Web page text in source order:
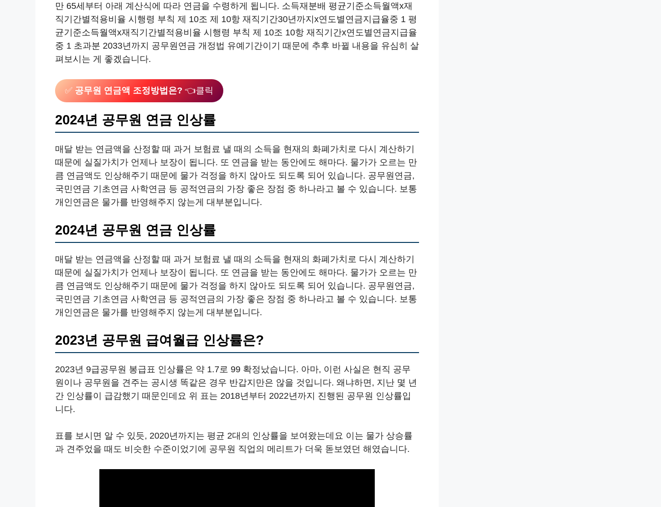
만 65세부터 아래 계산식에 따라 연금을 수령하게 됩니다. 소득재분배 평균기준소득월액x재
직기간별적용비율 시행령 부칙 제 10조 제 10항 재직기간30년까지x연도별연금지급율중 1 평
균기준소득월액x재직기간별적용비율 시행령 부칙 제 10조 10항 재직기간x연도별연금지급율
중 1 초과분 2033년까지 공무원연금 개정법 유예기간이기 때문에 추후 바뀔 내용을 유심히 살
펴보시는 게 좋겠습니다.
✅ 공무원 연금액 조정방법은? 👈클릭
2024년 공무원 연금 인상률
매달 받는 연금액을 산정할 때 과거 보험료 낼 때의 소득을 현재의 화폐가치로 다시 계산하기
때문에 실질가치가 언제나 보장이 됩니다. 또 연금을 받는 동안에도 해마다. 물가가 오르는 만
큼 연금액도 인상해주기 때문에 물가 걱정을 하지 않아도 되도록 되어 있습니다. 공무원연금,
국민연금 기초연금 사학연금 등 공적연금의 가장 좋은 장점 중 하나라고 볼 수 있습니다. 보통
개인연금은 물가를 반영해주지 않는게 대부분입니다.
2024년 공무원 연금 인상률
매달 받는 연금액을 산정할 때 과거 보험료 낼 때의 소득을 현재의 화폐가치로 다시 계산하기
때문에 실질가치가 언제나 보장이 됩니다. 또 연금을 받는 동안에도 해마다. 물가가 오르는 만
큼 연금액도 인상해주기 때문에 물가 걱정을 하지 않아도 되도록 되어 있습니다. 공무원연금,
국민연금 기초연금 사학연금 등 공적연금의 가장 좋은 장점 중 하나라고 볼 수 있습니다. 보통
개인연금은 물가를 반영해주지 않는게 대부분입니다.
2023년 공무원 급여월급 인상률은?
2023년 9급공무원 봉급표 인상률은 약 1.7로 99 확정났습니다. 아마, 이런 사실은 현직 공무
원이나 공무원을 견주는 공시생 똑같은 경우 반갑지만은 않을 것입니다. 왜냐하면, 지난 몇 년
간 인상률이 급감했기 때문인데요 위 표는 2018년부터 2022년까지 진행된 공무원 인상률입
니다.
표를 보시면 알 수 있듯, 2020년까지는 평균 2대의 인상률을 보여왔는데요 이는 물가 상승률
과 견주었을 때도 비슷한 수준이었기에 공무원 직업의 메리트가 더욱 돋보였던 해였습니다.